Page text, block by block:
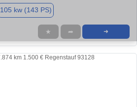
105 kw (143 PS)
★ ➦ ➜